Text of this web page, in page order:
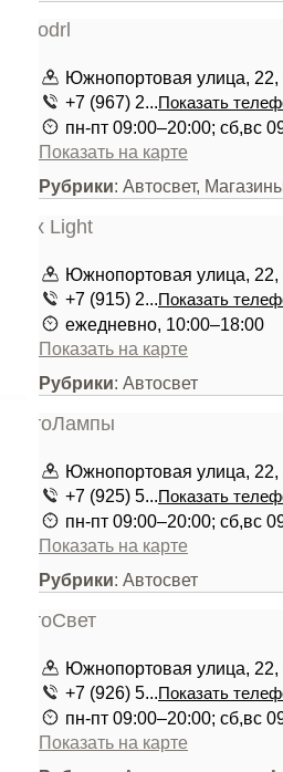
Южнопортовая улица, 22,
+7 (967) 2...Показать
пн-пт 09:00–20:00; сб,вс
Показать на карте
Рубрики: Автосвет,
Южнопортовая улица, 22,
+7 (915) 2...Показать
ежедневно, 10:00–18:00
Показать на карте
Рубрики: Автосвет
Южнопортовая улица, 22,
+7 (925) 5...Показать
пн-пт 09:00–20:00; сб,вс
Показать на карте
Рубрики: Автосвет
Южнопортовая улица, 22,
+7 (926) 5...Показать
пн-пт 09:00–20:00; сб,вс
Показать на карте